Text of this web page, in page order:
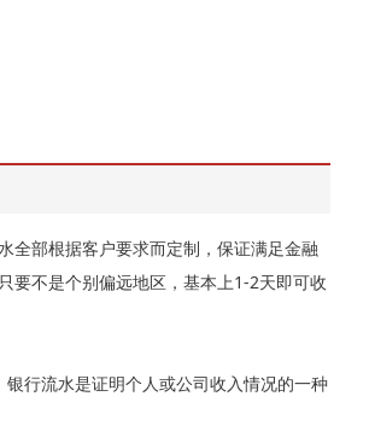
全部根据客户要求而定制，保证满足金融
要不是个别偏远地区，基本上1-2天即可收
行流水是证明个人或公司收入情况的一种